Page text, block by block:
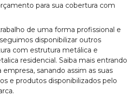
para sua cobertura com
de uma forma profissional e
disponibilizar outros
com estrutura metálica e
residencial. Saiba mais entrando
sanando assim as suas
e produtos disponibilizados pelo